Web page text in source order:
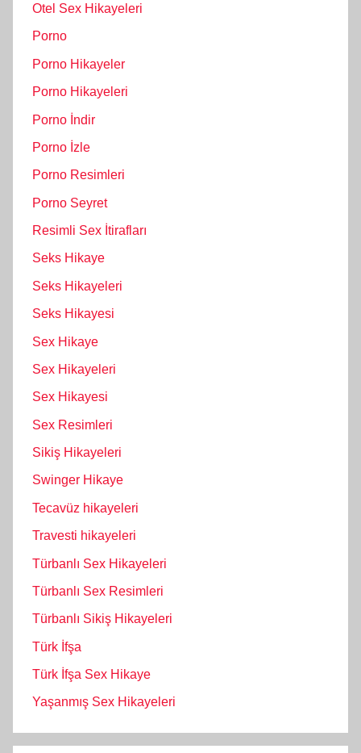
Otel Sex Hikayeleri
Porno
Porno Hikayeler
Porno Hikayeleri
Porno İndir
Porno İzle
Porno Resimleri
Porno Seyret
Resimli Sex İtirafları
Seks Hikaye
Seks Hikayeleri
Seks Hikayesi
Sex Hikaye
Sex Hikayeleri
Sex Hikayesi
Sex Resimleri
Sikiş Hikayeleri
Swinger Hikaye
Tecavüz hikayeleri
Travesti hikayeleri
Türbanlı Sex Hikayeleri
Türbanlı Sex Resimleri
Türbanlı Sikiş Hikayeleri
Türk İfşa
Türk İfşa Sex Hikaye
Yaşanmış Sex Hikayeleri